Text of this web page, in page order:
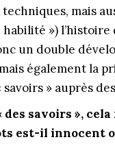
mais
») l’histoire
un double
également la
» auprès
des savoirs »,
est-il innocent